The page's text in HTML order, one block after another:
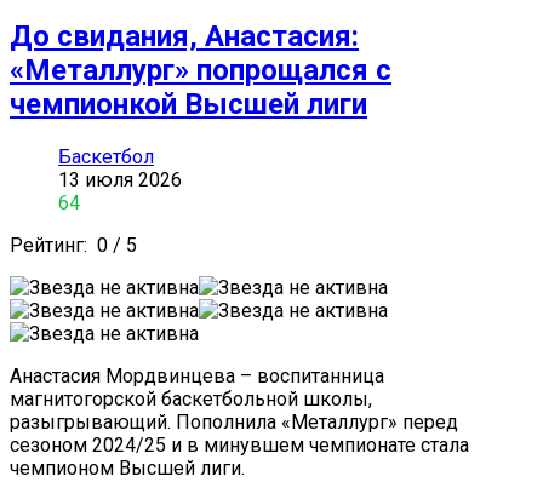
До свидания, Анастасия:
«Металлург» попрощался с
чемпионкой Высшей лиги
Баскетбол
13 июля 2026
64
Рейтинг: 0 / 5
Анастасия Мордвинцева – воспитанница
магнитогорской баскетбольной школы,
разыгрывающий. Пополнила «Металлург» перед
сезоном 2024/25 и в минувшем чемпионате стала
чемпионом Высшей лиги.